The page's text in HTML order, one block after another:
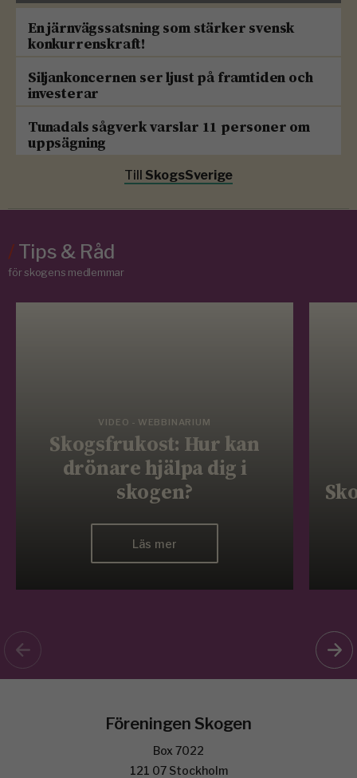
En järnvägssatsning som stärker svensk
konkurrenskraft!
Siljankoncernen ser ljust på framtiden och
investerar
Tunadals sågverk varslar 11 personer om
uppsägning
Till SkogsSverige
/Tips & Råd
för skogens medlemmar
VIDEO - WEBBINARIUM
Skogsfrukost: Hur kan
drönare hjälpa dig i
skogen?
Läs mer
Föreningen Skogen
Box 7022
121 07 Stockholm